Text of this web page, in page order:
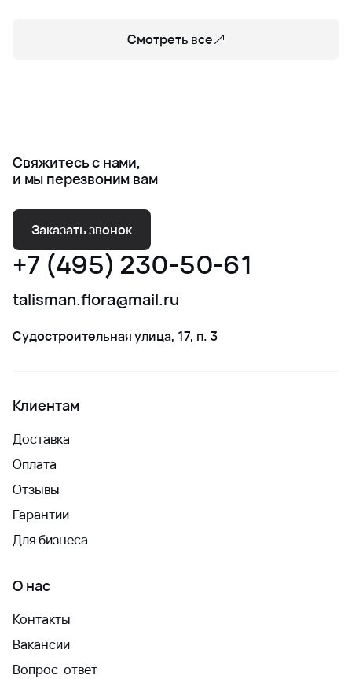
Смотреть все
Свяжитесь с нами,
и мы перезвоним вам
Заказать звонок
+7 (495) 230-50-61
talisman.flora@mail.ru
Судостроительная улица, 17, п. 3
Клиентам
Доставка
Оплата
Отзывы
Гарантии
Для бизнеса
О нас
Контакты
Вакансии
Вопрос-ответ